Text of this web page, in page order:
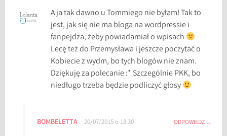
A ja tak dawno u Tommiego nie byłam! Tak to
jest, jak się nie ma bloga na wordpressie i
fanpejdza, żeby powiadamiał o wpisach
Lecę też do Przemysława i jeszcze poczytać o
Kobiecie z wydm, bo tych blogów nie znam.
Dziękuję za polecanie :* Szczególnie PKK, bo
niedługo trzeba będzie podliczyć głosy
BOMBELETTA 20/07/2015 o 18:30 ODPOWIEDZ